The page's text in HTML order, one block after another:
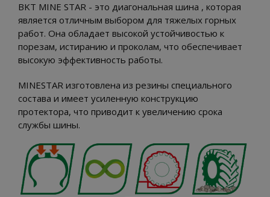
BKT MINE STAR - это диагональная шина , которая
является отличным выбором для тяжелых горных
работ. Она обладает высокой устойчивостью к
порезам, истиранию и проколам, что обеспечивает
высокую эффективность работы.
MINESTAR изготовлена из резины специального
состава и имеет усиленную конструкцию
протектора, что приводит к увеличению срока
службы шины.